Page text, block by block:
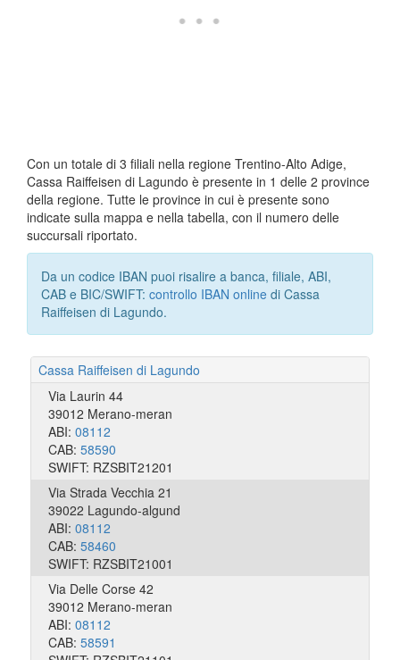
Con un totale di 3 filiali nella regione Trentino-Alto Adige,
Cassa Raiffeisen di Lagundo è presente in 1 delle 2 province
della regione. Tutte le province in cui è presente sono
indicate sulla mappa e nella tabella, con il numero delle
succursali riportato.
Da un codice IBAN puoi risalire a banca, filiale, ABI,
CAB e BIC/SWIFT: controllo IBAN online di Cassa
Raiffeisen di Lagundo.
Cassa Raiffeisen di Lagundo
Via Laurin 44
39012 Merano-meran
ABI: 08112
CAB: 58590
SWIFT: RZSBIT21201
Via Strada Vecchia 21
39022 Lagundo-algund
ABI: 08112
CAB: 58460
SWIFT: RZSBIT21001
Via Delle Corse 42
39012 Merano-meran
ABI: 08112
CAB: 58591